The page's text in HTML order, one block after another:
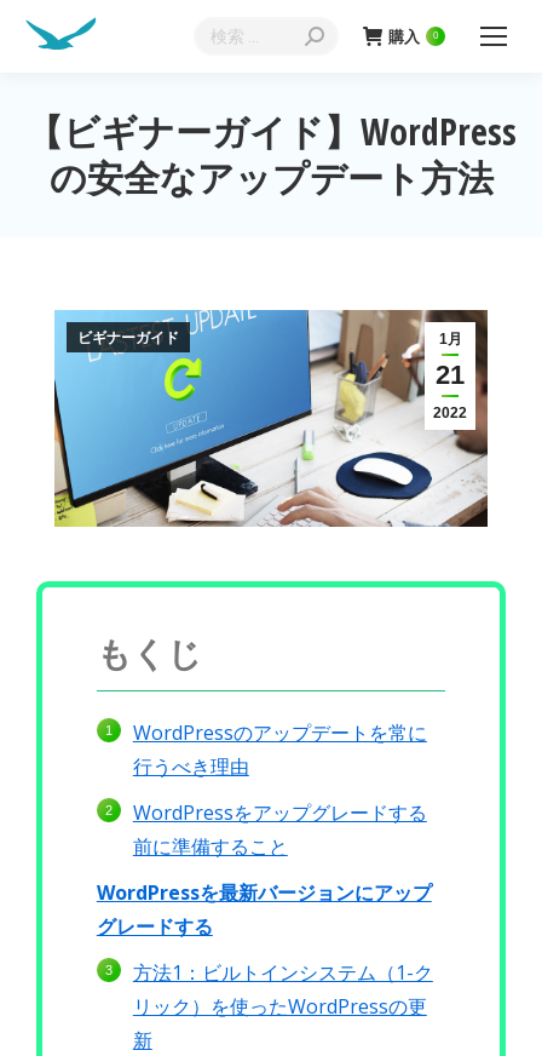
購入 0
【ビギナーガイド】WordPress
の安全なアップデート方法
現在地:
1月
21
2022
ビギナーガイド
もくじ
WordPressのアップデートを常に
行うべき理由
WordPressをアップグレードする
前に準備すること
WordPressを最新バージョンにアップ
グレードする
方法1：ビルトインシステム（1-ク
リック）を使ったWordPressの更
新